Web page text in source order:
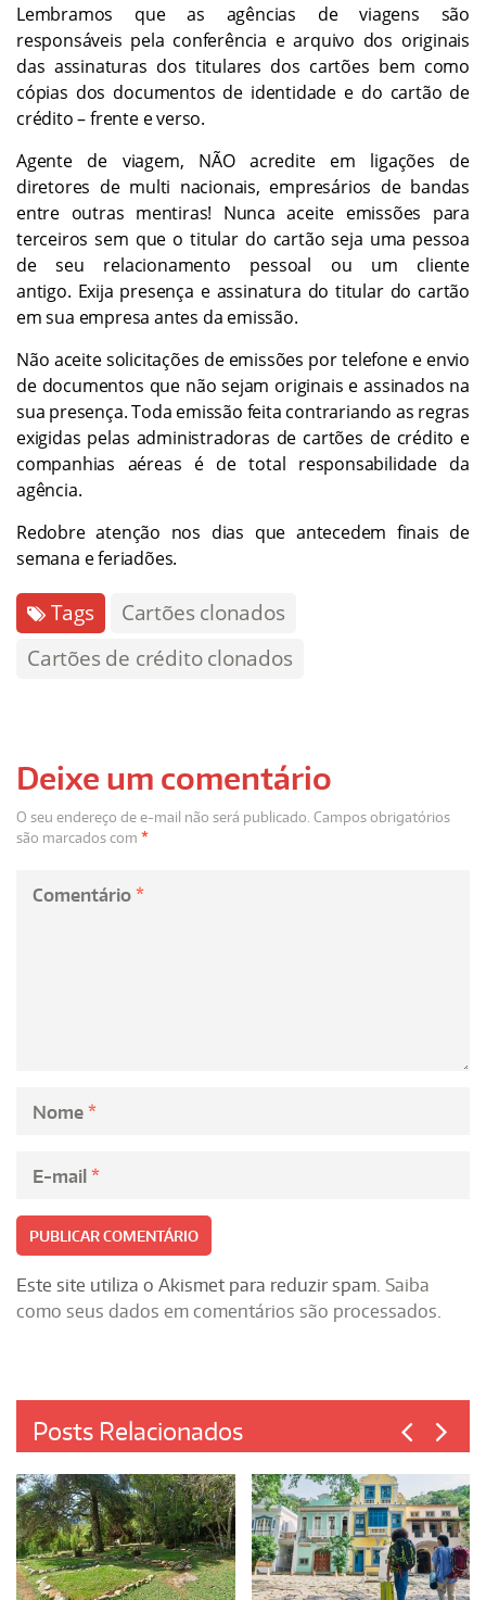
Lembramos que as agências de viagens são
responsáveis pela conferência e arquivo dos originais
das assinaturas dos titulares dos cartões bem como
cópias dos documentos de identidade e do cartão de
crédito – frente e verso.
Agente de viagem, NÃO acredite em ligações de
diretores de multi nacionais, empresários de bandas
entre outras mentiras! Nunca aceite emissões para
terceiros sem que o titular do cartão seja uma pessoa
de seu relacionamento pessoal ou um cliente
antigo. Exija presença e assinatura do titular do cartão
em sua empresa antes da emissão.
Não aceite solicitações de emissões por telefone e envio
de documentos que não sejam originais e assinados na
sua presença. Toda emissão feita contrariando as regras
exigidas pelas administradoras de cartões de crédito e
companhias aéreas é de total responsabilidade da
agência.
Redobre atenção nos dias que antecedem finais de
semana e feriadões.
Tags
Cartões clonados
Cartões de crédito clonados
Deixe um comentário
O seu endereço de e-mail não será publicado. Campos obrigatórios
são marcados com *
Comentário *
Nome *
E-mail *
Este site utiliza o Akismet para reduzir spam. Saiba
como seus dados em comentários são processados
Posts Relacionados